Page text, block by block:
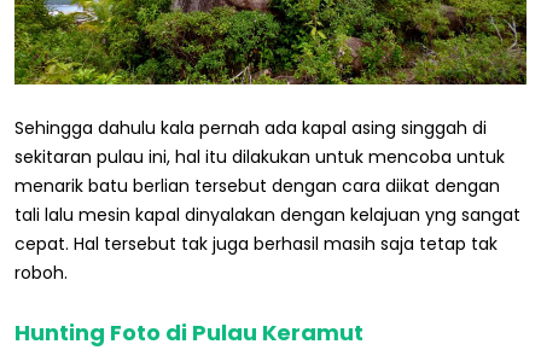
Sehingga dahulu kala pernah ada kapal asing singgah di
sekitaran pulau ini, hal itu dilakukan untuk mencoba untuk
menarik batu berlian tersebut dengan cara diikat dengan
tali lalu mesin kapal dinyalakan dengan kelajuan yng sangat
cepat. Hal tersebut tak juga berhasil masih saja tetap tak
roboh.
Hunting Foto di Pulau Keramut